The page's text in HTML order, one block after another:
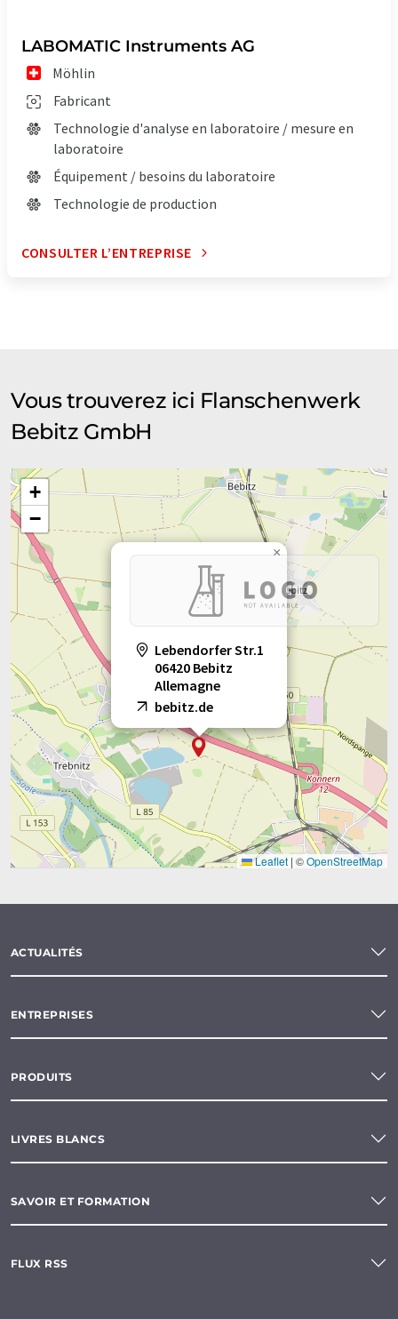
LABOMATIC Instruments AG
Möhlin
Fabricant
Technologie d'analyse en laboratoire / mesure en
laboratoire
Équipement / besoins du laboratoire
Technologie de production
CONSULTER L’ENTREPRISE
Vous trouverez ici Flanschenwerk
Bebitz GmbH
Lebendorfer Str.1
06420 Bebitz
Allemagne
bebitz.de
×
+
−
Leaflet | ©OpenStreetMap
ACTUALITÉS
ENTREPRISES
PRODUITS
LIVRES BLANCS
SAVOIR ET FORMATION
FLUX RSS